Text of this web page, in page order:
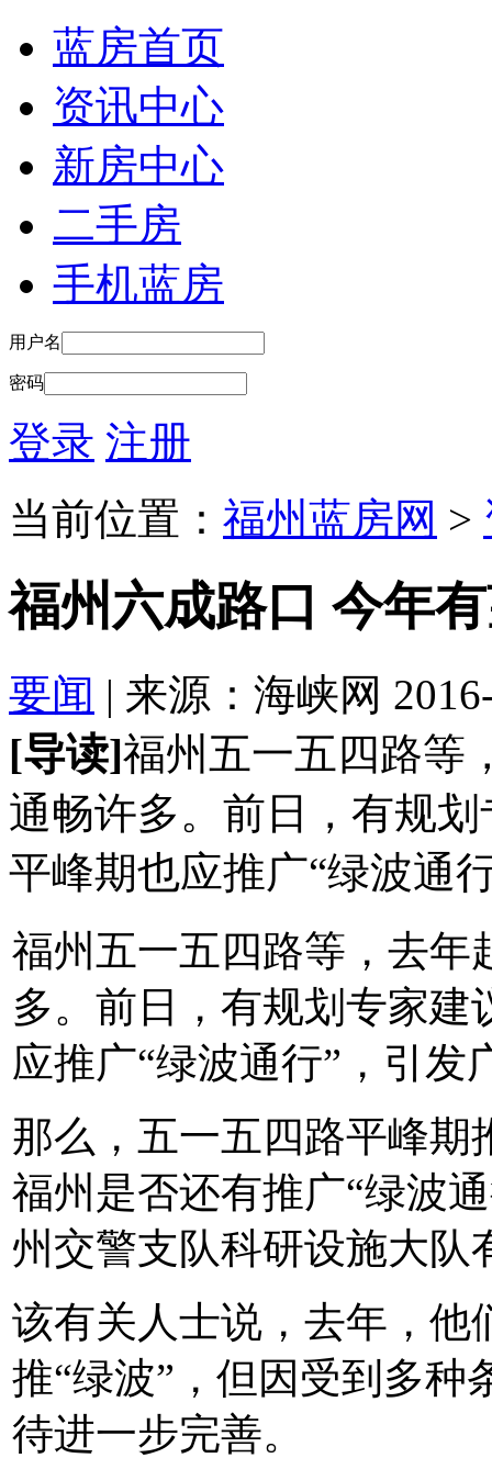
蓝房首页
资讯中心
新房中心
二手房
手机蓝房
用户名
密码
登录 注册
当前位置： 福州蓝房网 >
福州六成路口 今年
要闻 | 来源：海峡网
[导读]福州五一五四路等
通畅许多。前日，有规
平峰期也应推广“绿波通
福州五一五四路等，去年
多。前日，有规划专家
应推广“绿波通行”，引发
那么，五一五四路平峰期
福州是否还有推广“绿波
州交警支队科研设施大队
该有关人士说，去年，他
推“绿波”，但因受到多种
待进一步完善。